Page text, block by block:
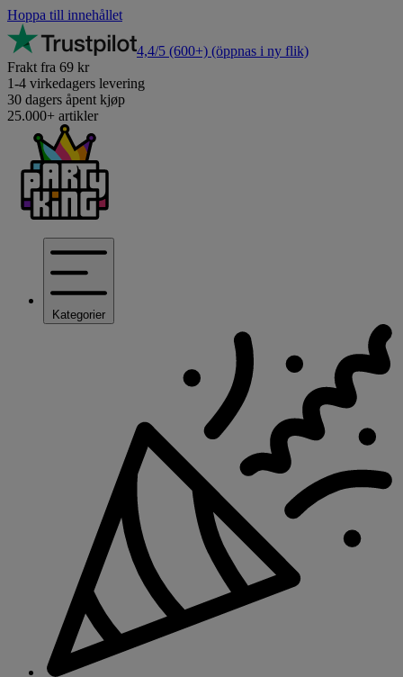
Hoppa till innehållet
4,4/5 (600+) (öppnas i ny flik)
Frakt fra 69 kr
1-4 virkedagers levering
30 dagers åpent kjøp
25.000+ artikler
Kategorier